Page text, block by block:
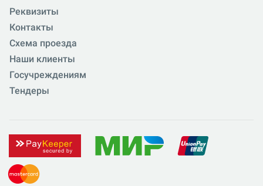
Реквизиты
Контакты
Схема проезда
Наши клиенты
Госучреждениям
Тендеры